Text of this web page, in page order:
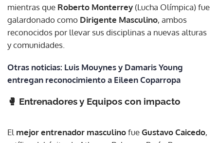
mientras que Roberto Monterrey (Lucha Olímpica) fue
galardonado como Dirigente Masculino, ambos
reconocidos por llevar sus disciplinas a nuevas alturas
y comunidades.
Otras noticias: Luis Mouynes y Damaris Young
entregan reconocimiento a Eileen Coparropa
🥊 Entrenadores y Equipos con impacto
El mejor entrenador masculinofueGustavo Caicedo,